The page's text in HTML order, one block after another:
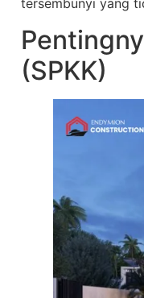
tersembunyi yang
(SPKK)